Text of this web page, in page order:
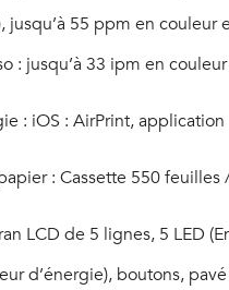
jusqu’à 55 ppm en couleur
: jusqu’à 33 ipm en
: iOS : AirPrint, application
: Cassette 550
LCD de 5 lignes, 5 LED
d’énergie), boutons,